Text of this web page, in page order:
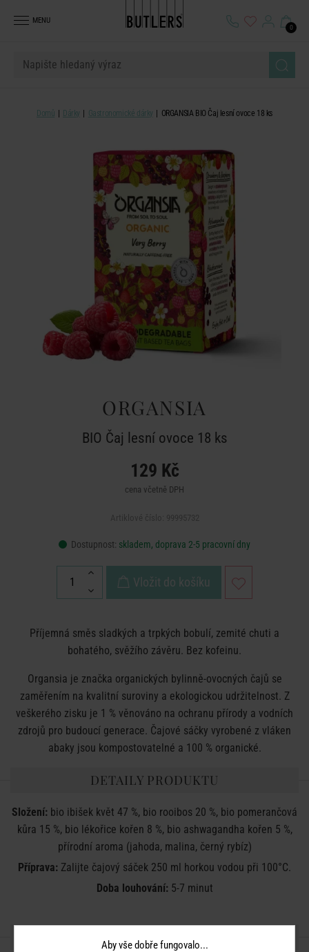
MENU
0
Domů Dárky Gastronomické dárky ORGANSIA BIO Čaj lesní ovoce 18 ks
ORGANSIA
BIO Čaj lesní ovoce 18 ks
129 Kč
cena včetně DPH
Dostupnost: skladem, doprava 2-5 pracovní dny
Vložit do košíku
Příjemná směs sladkých a trpkých bobulí, zemité chuti a
bohatého, svěžího závěru. Bez kofeinu.
Organsia je značka organických bylinně-ovocných čajů se
zaměřením na kvalitní suroviny a ekologickou udržitelnost. Z
veškerého zisku je 1 % věnováno na ochranu přírody a vodních
zdrojů pro budoucí generace. Čajové sáčky vyrobené z vláken
abaky jsou kompostovatelné a 100 % organické.
DETAILY PRODUKTU
Složení: bio ibišek květ 47 %, bio rooibos 20 %, bio pomerančová
kůra 15 %, bio lékořice kořen 8 %, bio ashwagandha kořen 5 %,
přírodní aroma (jahoda, malina, černý rybíz)
Příprava: Zalijte čajový sáček 250 ml horkou vodou při 100°C.
Doba louhování:5-7 minut
SDÍLEJTE S PŘÁTELI
Aby vše dobře fungovalo...